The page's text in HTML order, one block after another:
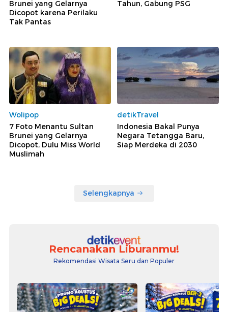
Brunei yang Gelarnya
Dicopot karena Perilaku
Tak Pantas
Tahun, Gabung PSG
Wolipop
7 Foto Menantu Sultan
Brunei yang Gelarnya
Dicopot, Dulu Miss World
Muslimah
detikTravel
Indonesia Bakal Punya
Negara Tetangga Baru,
Siap Merdeka di 2030
Selengkapnya
Rencanakan Liburanmu!
Rekomendasi Wisata Seru dan Populer